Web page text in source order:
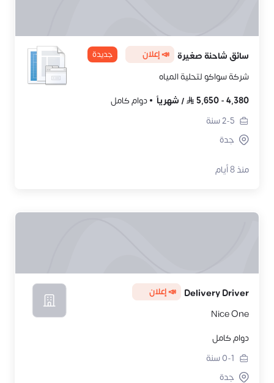
سائق شاحنة صغيرة 📣 إعلان جديدة
شركة سواكو لتحلية المياه
4,380
-
5,650
/ شهرياً
دوام كامل
2-5سنة
جدة
منذ 8 أيام
Delivery Driver 📣 إعلان
Nice One
دوام كامل
0-1سنة
جدة